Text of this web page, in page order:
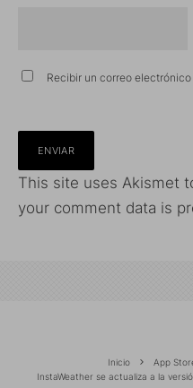
Recibir un correo
This site uses Akismet
your comment data is
Inicio App
InstaWeather se actualiza a la